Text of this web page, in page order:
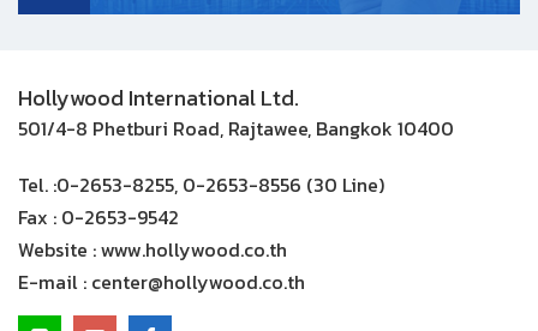
Hollywood International Ltd.
501/4-8 Phetburi Road, Rajtawee, Bangkok 10400
Tel. :0-2653-8255, 0-2653-8556 (30 Line)
Fax : 0-2653-9542
Website :www.hollywood.co.th
E-mail : center@hollywood.co.th